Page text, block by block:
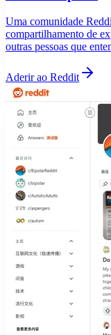
Uma comunidade
compartilhamento de
outras pessoas que
Aderir ao Reddit